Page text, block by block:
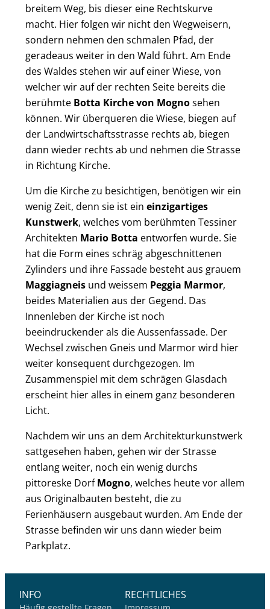
breitem Weg, bis dieser eine Rechtskurve
macht. Hier folgen wir nicht den Wegweisern,
sondern nehmen den schmalen Pfad, der
geradeaus weiter in den Wald führt. Am Ende
des Waldes stehen wir auf einer Wiese, von
welcher wir auf der rechten Seite bereits die
berühmte Botta Kirche von Mognosehen
können. Wir überqueren die Wiese, biegen auf
der Landwirtschaftsstrasse rechts ab, biegen
dann wieder rechts ab und nehmen die Strasse
in Richtung Kirche.
Um die Kirche zu besichtigen, benötigen wir ein
wenig Zeit, denn sie ist ein einzigartiges
Kunstwerk, welches vom berühmten Tessiner
Architekten Mario Botta entworfen wurde. Sie
hat die Form eines schräg abgeschnittenen
Zylinders und ihre Fassade besteht aus grauem
Maggiagneis und weissem Peggia Marmor,
beides Materialien aus der Gegend. Das
Innenleben der Kirche ist noch
beeindruckender als die Aussenfassade. Der
Wechsel zwischen Gneis und Marmor wird hier
weiter konsequent durchgezogen. Im
Zusammenspiel mit dem schrägen Glasdach
erscheint hier alles in einem ganz besonderen
Licht.
Nachdem wir uns an dem Architekturkunstwerk
sattgesehen haben, gehen wir der Strasse
entlang weiter, noch ein wenig durchs
pittoreske DorfMogno, welches heute vor allem
aus Originalbauten besteht, die zu
Ferienhäusern ausgebaut wurden. Am Ende der
Strasse befinden wir uns dann wieder beim
Parkplatz.
INFO RECHTLICHES